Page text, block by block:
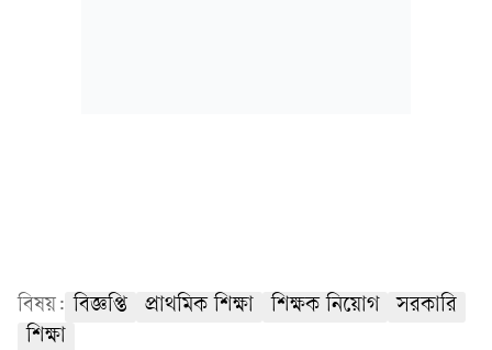
বিষয়: বিজ্ঞপ্তি প্রাথমিক শিক্ষা শিক্ষক নিয়োগ
সরকারি
শিক্ষা